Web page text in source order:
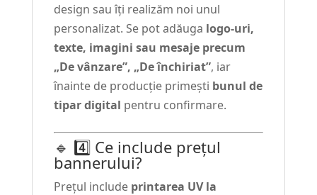
design sau îți realizăm noi unul
personalizat. Se pot adăuga logo-uri,
texte, imagini sau mesaje precum
„De vânzare”, „De închiriat”, iar
înainte de producție primești bunul de
tipar digital pentru confirmare.
🔹 4️⃣ Ce include prețul
bannerului?
Prețul include printarea UV la